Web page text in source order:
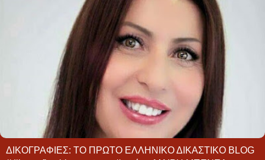
ΔΙΚΟΓΡΑΦΙΕΣ: ΤΟ ΠΡΩΤΟ ΕΛΛΗΝΙΚΟ ΔΙΚΑΣΤΙΚΟ BLOG